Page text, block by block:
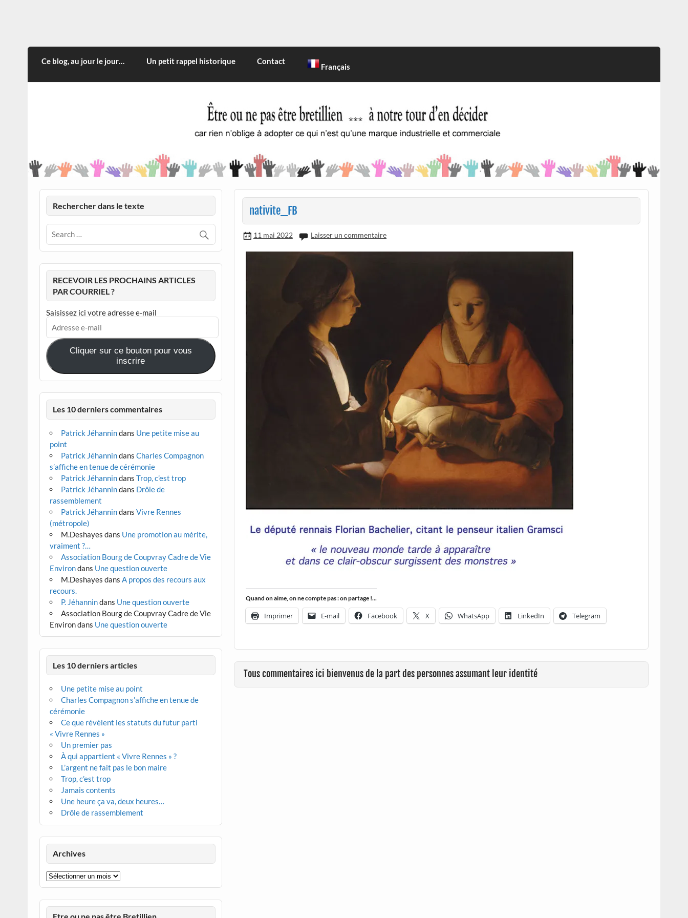
CITOYEN D'ILLE-ET-VILAINE
Ce blog, au jour le jour… Un petit rappel historique Contact
Français
nativite_FB
11 mai 2022 Laisser un commentaire
Quand on aime, on ne compte pas : on partage !...
Imprimer E-mail Facebook X WhatsApp LinkedIn Telegram
Tous commentaires ici bienvenus de la part des personnes assumant leur identité
Rechercher dans le texte
RECEVOIR LES PROCHAINS ARTICLES
PAR COURRIEL ?
Saisissez ici votre adresse e-mail
Adresse
e-
mail
Cliquer sur ce bouton pour vous
inscrire
Les 10 derniers commentaires
Patrick Jéhannindans Une petite mise au
point
Patrick Jéhannindans Charles Compagnon
s’affiche en tenue de cérémonie
Patrick Jéhannindans Trop, c’est trop
Patrick Jéhannindans Drôle de
rassemblement
Patrick Jéhannindans Vivre Rennes
(métropole)
M.Deshayes dans Une promotion au mérite,
vraiment ?…
Association Bourg de Coupvray Cadre de Vie
Environdans Une question ouverte
M.Deshayes dans A propos des recours aux
recours.
P. Jéhannindans Une question ouverte
Association Bourg de Coupvray Cadre de Vie
Environdans Une question ouverte
Les 10 derniers articles
Une petite mise au point
Charles Compagnon s’affiche en tenue de
cérémonie
Ce que révèlent les statuts du futur parti
« Vivre Rennes »
Un premier pas
À qui appartient « Vivre Rennes » ?
L’argent ne fait pas le bon maire
Trop, c’est trop
Jamais contents
Une heure ça va, deux heures…
Drôle de rassemblement
Archives
Archives
Etre ou ne pas être Bretillien